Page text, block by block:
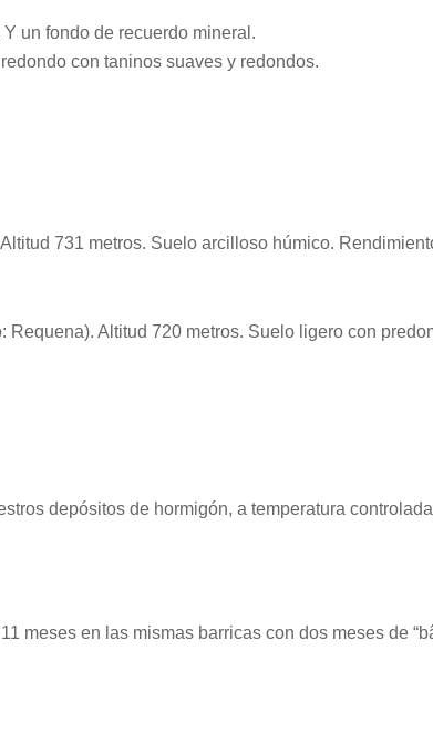
un fondo de recuerdo mineral.
con taninos suaves y redondos.
731 metros. Suelo arcilloso húmico.
Altitud 720 metros. Suelo ligero con
depósitos de hormigón, a temperatura
meses en las mismas barricas con dos meses de